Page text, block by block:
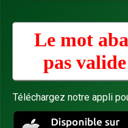
Le mot
pas
Téléchargez notre appli